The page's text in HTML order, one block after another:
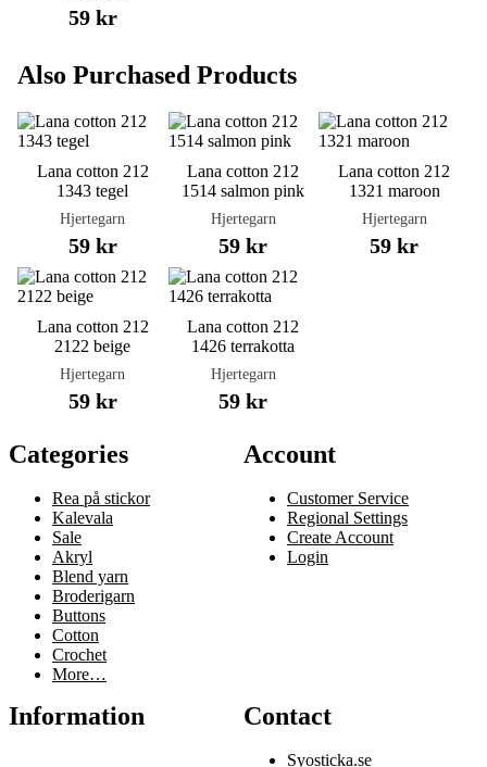
59 kr
Also Purchased Products
Lana cotton 212
1343 tegel
Hjertegarn
59 kr
Lana cotton 212
1514 salmon pink
Hjertegarn
59 kr
Lana cotton 212
1321 maroon
Hjertegarn
59 kr
Lana cotton 212
2122 beige
Hjertegarn
59 kr
Lana cotton 212
1426 terrakotta
Hjertegarn
59 kr
Categories
Rea på stickor
Kalevala
Sale
Akryl
Blend yarn
Broderigarn
Buttons
Cotton
Crochet
More…
Account
Customer Service
Regional Settings
Create Account
Login
Information Contact
Syosticka.se